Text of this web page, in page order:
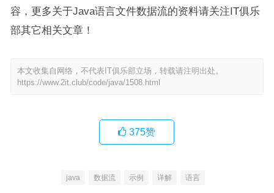
容，更多关于Java语言文件数据流的资料请关注IT俱乐
部其它相关文章！
本文收集自网络，不代表IT俱乐部立场，转载请注明出处。
https://www.2it.club/code/java/1508.html
375赞
java 数据流 示例 详解 语言